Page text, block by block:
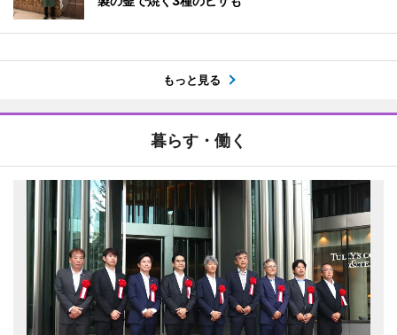
もっと見る
暮らす・働く